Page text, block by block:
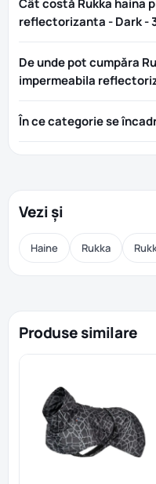
Cât costă Rukka haina
reflectorizanta - Dark -
De unde pot cumpăra
impermeabila
În ce categorie se
Vezi și
Haine Rukka
Produse similare